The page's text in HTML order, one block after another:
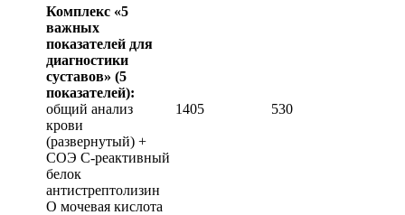
Комплекс «5
важных
показателей для
диагностики
суставов» (5
показателей):
общий анализ
крови
(развернутый) +
СОЭ С-реактивный
белок
антистрептолизин
О мочевая кислота
1405 530